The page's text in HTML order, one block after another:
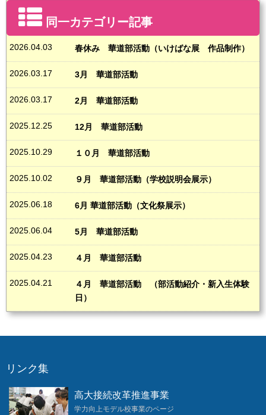
同一カテゴリー記事
2026.04.03 春休み 華道部活動（いけばな展 作品制作）
2026.03.17 3月 華道部活動
2026.03.17 2月 華道部活動
2025.12.25 12月 華道部活動
2025.10.29 １０月 華道部活動
2025.10.02 ９月 華道部活動（学校説明会展示）
2025.06.18 6月 華道部活動（文化祭展示）
2025.06.04 5月 華道部活動
2025.04.23 ４月 華道部活動
2025.04.21
４月 華道部活動 （部活動紹介・新入生体験
日）
リンク集
高大接続改革推進事業
学力向上モデル校事業のページ